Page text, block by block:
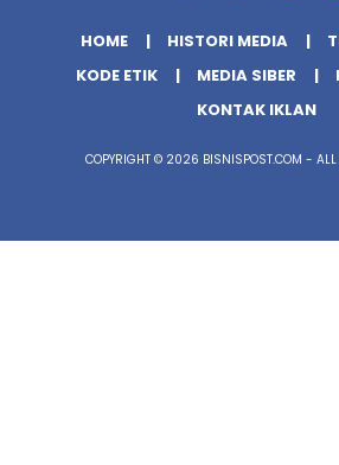
HOME HISTORI MEDIA
KODE ETIK
MEDIA SIBER
KONTAK IKLAN
COPYRIGHT © 2026 BISNISPOST.COM - ALL